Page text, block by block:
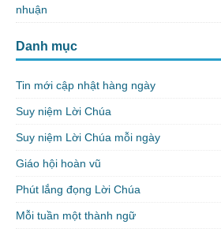
nhuận
Danh mục
Tin mới cập nhật hàng ngày
Suy niệm Lời Chúa
Suy niệm Lời Chúa mỗi ngày
Giáo hội hoàn vũ
Phút lắng đọng Lời Chúa
Mỗi tuần một thành ngữ